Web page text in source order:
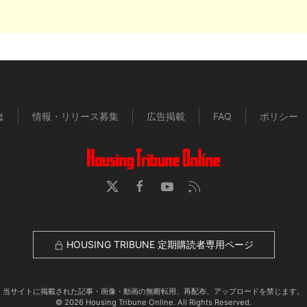
情報・リリース募集 広告掲載 FAQ ポリシー
HOUSING TRIBUNE 定期購読者専用ページ
当サイトに掲載された記事・画像・動画の無断転用、再配布、アップロードを禁じます。
© 2026 Housing Tribune Online. All Rights Reserved.